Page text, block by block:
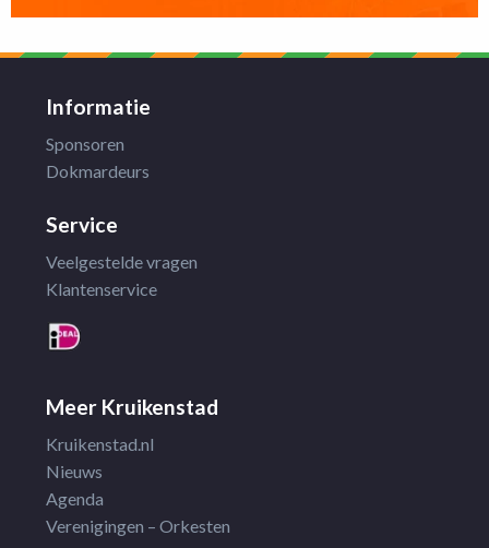
Informatie
Sponsoren
Dokmardeurs
Service
Veelgestelde vragen
Klantenservice
Meer Kruikenstad
Kruikenstad.nl
Nieuws
Agenda
Verenigingen – Orkesten